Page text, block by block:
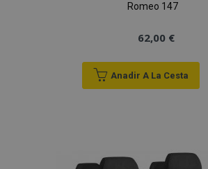
Romeo 147
62,00 €
Anadir A La Cesta